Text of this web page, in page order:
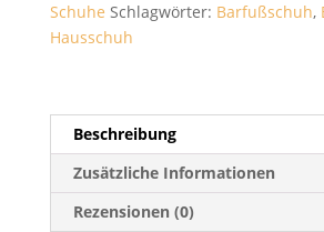
Schuhe Schlagwörter: Barfußschuh,
Hausschuh
Beschreibung
Zusätzliche Informationen
Rezensionen (0)